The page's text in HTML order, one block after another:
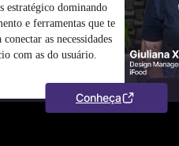
estratégico dominando
e ferramentas que te
conectar as necessidades
com as do usuário.
Conheça